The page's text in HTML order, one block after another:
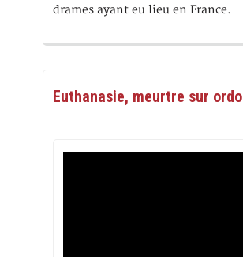
drames ayant eu lieu en France.
Euthanasie, meurtre sur